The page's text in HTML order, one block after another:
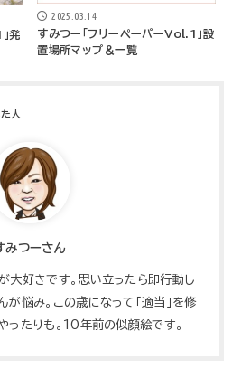
発
2025.03.14
すみつー「フリーペーパーVol.1」設
置場所マップ＆一覧
みつーさん
大好きです。思い立ったら即行動し
が悩み。この歳になって「適当」を修
ったりも。10年前の似顔絵です。